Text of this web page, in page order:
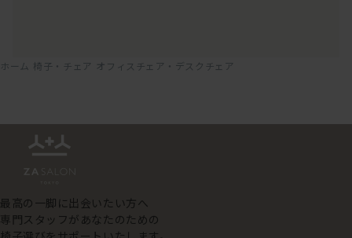
ホーム 椅子・チェア オフィスチェア・デスクチェア
最高の一脚に出会いたい方へ
専門スタッフがあなたのための